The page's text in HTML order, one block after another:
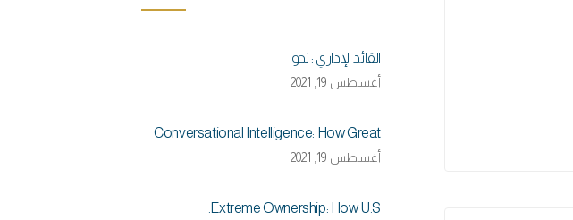
القائد الإداري : نحو
أغسطس 19, 2021
Conversational Intelligence: How Great
أغسطس 19, 2021
Extreme Ownership: How U.S.